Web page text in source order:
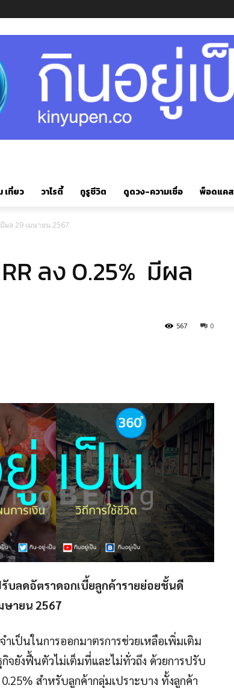
เที่ยว วาไรตี้ กูรูชีวิต ดูดวง-ความเชื่อ พ็อดแคส
ผล 29 เมษายน 2567
ลง 0.25% มีผล
0
567
บลดอัตราดอกเบี้ยลูกค้ารายย่อยชั้นดี
ษายน 2567
เป็นในการออกมาตรการช่วยเหลือเพิ่มเติม
จยังฟื้นตัวไม่เต็มที่และไม่ทั่วถึง ด้วยการปรับ
สำหรับลูกค้ากลุ่มเปราะบาง ทั้งลูกค้า